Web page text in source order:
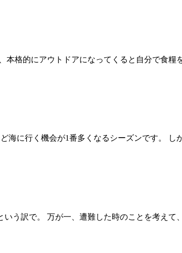
格的にアウトドアになってくると自分で食糧
海に行く機会が1番多くなるシーズンです。 し
う訳で。 万が一、遭難した時のことを考えて